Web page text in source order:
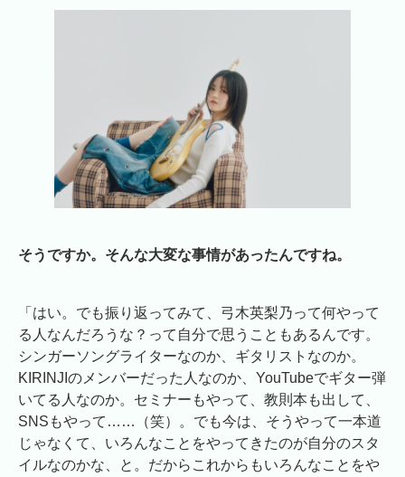
そうですか。そんな大変な事情があったんですね。
「はい。でも振り返ってみて、弓木英梨乃って何やって
る人なんだろうな？って自分で思うこともあるんです。
シンガーソングライターなのか、ギタリストなのか。
KIRINJIのメンバーだった人なのか、YouTubeでギター弾
いてる人なのか。セミナーもやって、教則本も出して、
SNSもやって……（笑）。でも今は、そうやって一本道
じゃなくて、いろんなことをやってきたのが自分のスタ
イルなのかな、と。だからこれからもいろんなことをや